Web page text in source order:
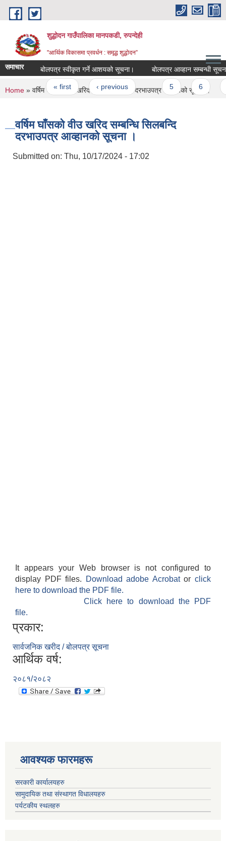
Skip to main content
शुद्धोदन गाउँपालिका मानपकडी, रुपन्देही
"आर्थिक विकासमा प्रवर्धन : समृद्ध शुद्धोदन”
समाचार बोलपत्र स्वीकृत गर्ने आशयको सूचना। बोलपत्र आव्हान सम्बन्धी
Pages
« first ‹ previous … 5 6
You are here
Home » वर्षिम घाँसको वीउ खरिद सम्बन्धि सिलबन्दि दरभाउपत्र आव्हानको सूचना ।
वर्षिम घाँसको वीउ खरिद सम्बन्धि सिलबन्दि
दरभाउपत्र आव्हानको सूचना ।
Submitted on: Thu, 10/17/2024 - 17:02
It appears your Web browser is not configured to
display PDF files.
Download adobe Acrobatorclick
here to download the PDF file.
Click here to download the PDF
file.
प्रकार:
सार्वजनिक खरीद / बोलपत्र सूचना
आर्थिक वर्ष:
२०८१/२०८२
आवश्यक फारमहरू
सरकारी कार्यालयहरु
सामुदायिक तथा संस्थागत विधालयहरु
पर्यटकीय स्थलहरु